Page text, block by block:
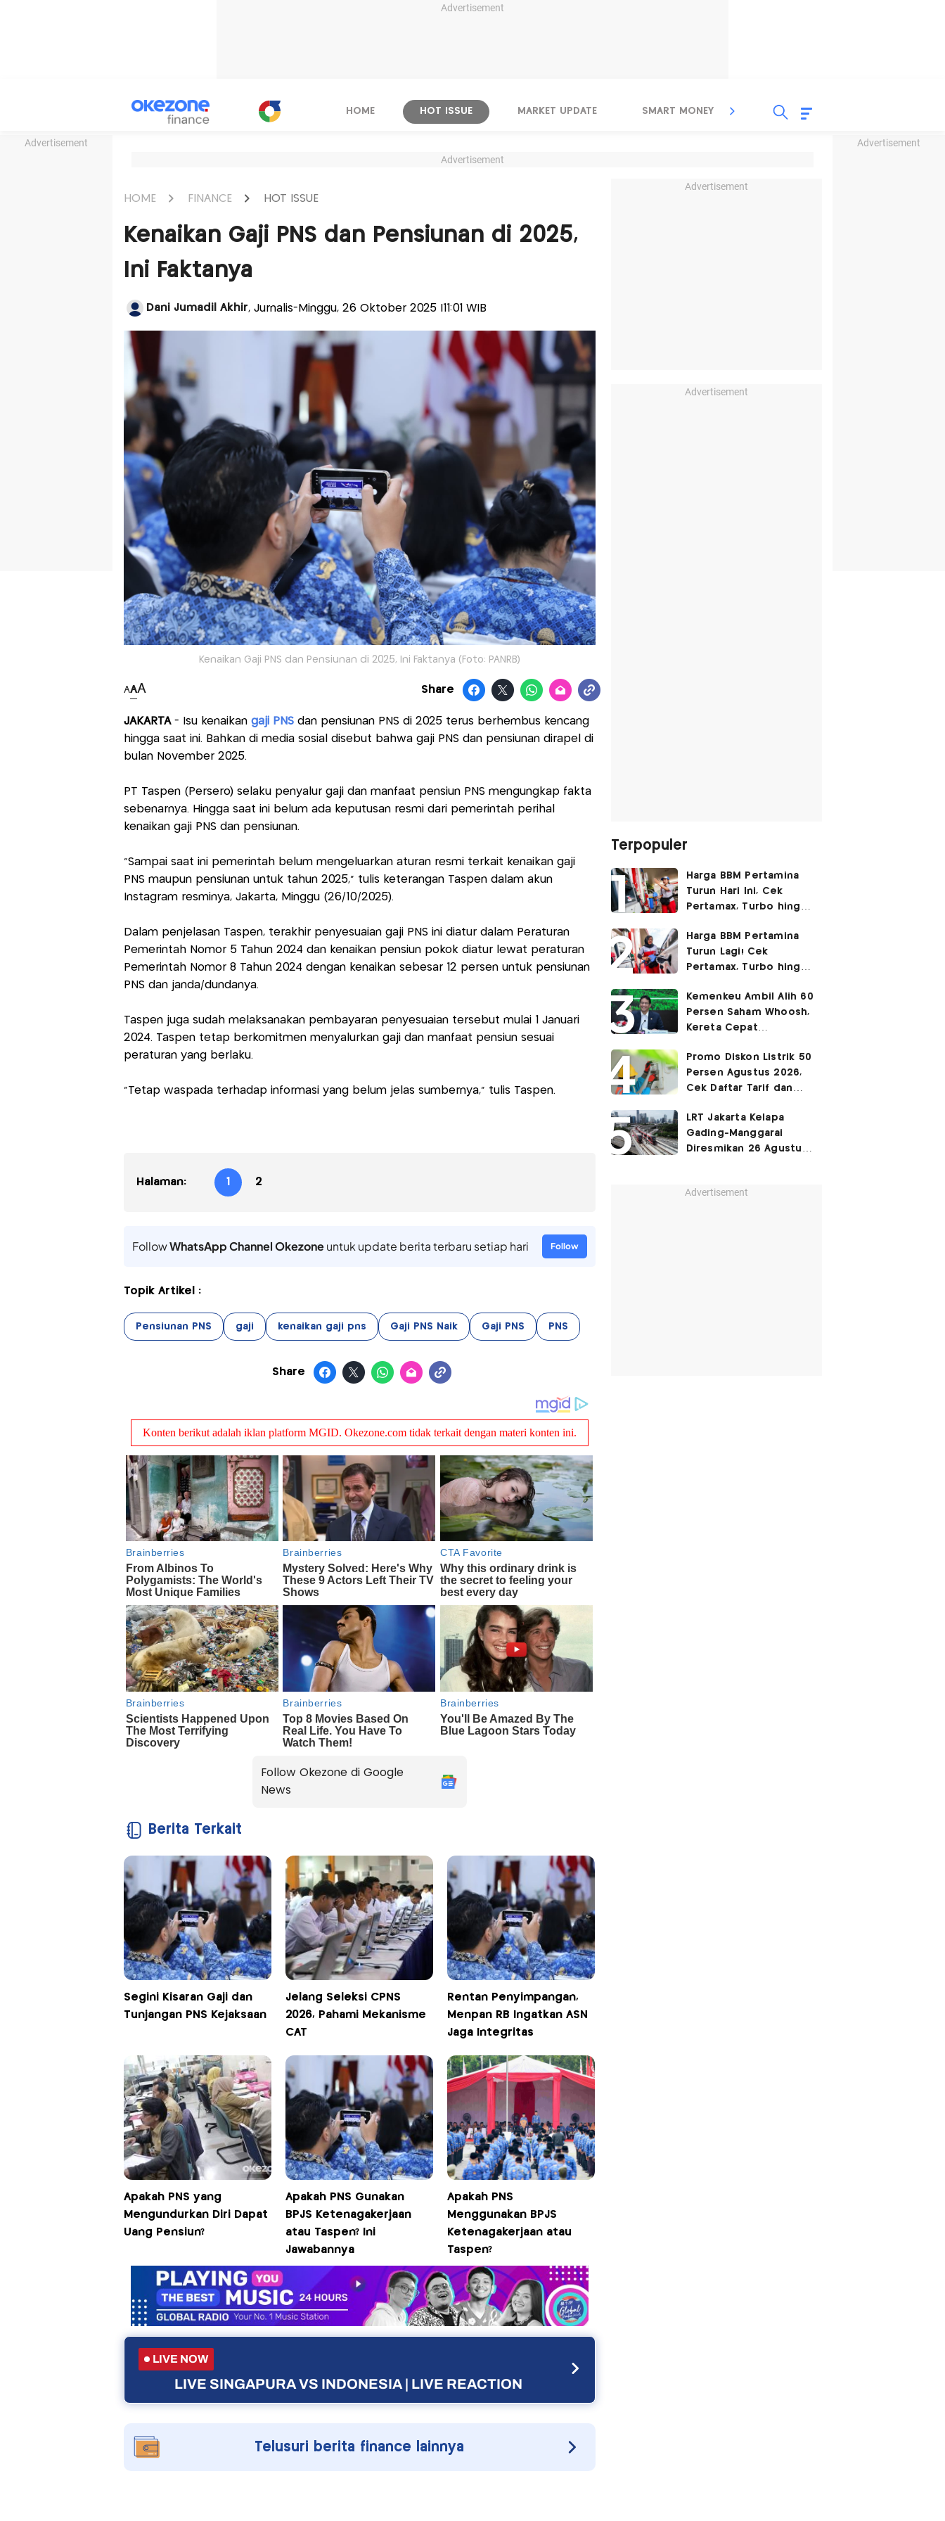
Advertisement
Advertisement Advertisement
HOME HOT ISSUE MARKET UPDATE SMART MONEY INSPIRASI BISNIS
Advertisement
HOME FINANCE HOT ISSUE
Kenaikan Gaji PNS dan Pensiunan di 2025,
Ini Faktanya
Dani Jumadil Akhir, Jurnalis-Minggu, 26 Oktober 2025 |11:01 WIB
Kenaikan Gaji PNS dan Pensiunan di 2025, Ini Faktanya (Foto: PANRB)
AAA Share
JAKARTA- Isu kenaikan gaji PNSdan pensiunan PNS di 2025 terus berhembus kencang
hingga saat ini. Bahkan di media sosial disebut bahwa gaji PNS dan pensiunan dirapel di
bulan November 2025.
PT Taspen (Persero) selaku penyalur gaji dan manfaat pensiun PNS mengungkap fakta
sebenarnya. Hingga saat ini belum ada keputusan resmi dari pemerintah perihal
kenaikan gaji PNS dan pensiunan.
"Sampai saat ini pemerintah belum mengeluarkan aturan resmi terkait kenaikan gaji
PNS maupun pensiunan untuk tahun 2025," tulis keterangan Taspen dalam akun
Instagram resminya, Jakarta, Minggu (26/10/2025).
Dalam penjelasan Taspen, terakhir penyesuaian gaji PNS ini diatur dalam Peraturan
Pemerintah Nomor 5 Tahun 2024 dan kenaikan pensiun pokok diatur lewat peraturan
Pemerintah Nomor 8 Tahun 2024 dengan kenaikan sebesar 12 persen untuk pensiunan
PNS dan janda/dundanya.
Taspen juga sudah melaksanakan pembayaran penyesuaian tersebut mulai 1 Januari
2024. Taspen tetap berkomitmen menyalurkan gaji dan manfaat pensiun sesuai
peraturan yang berlaku.
"Tetap waspada terhadap informasi yang belum jelas sumbernya," tulis Taspen.
Halaman: 1 2
FollowWhatsApp Channel Okezoneuntuk update berita terbaru setiap hari Follow
Topik Artikel :
Pensiunan PNS gaji kenaikan gaji pns Gaji PNS Naik Gaji PNS PNS
Share
Follow Okezone di Google
News
Berita Terkait
Segini Kisaran Gaji dan
Tunjangan PNS Kejaksaan
Jelang Seleksi CPNS
2026, Pahami Mekanisme
CAT
Rentan Penyimpangan,
Menpan RB Ingatkan ASN
Jaga Integritas
Apakah PNS yang
Mengundurkan Diri Dapat
Uang Pensiun?
Apakah PNS Gunakan
BPJS Ketenagakerjaan
atau Taspen? Ini
Jawabannya
Apakah PNS
Menggunakan BPJS
Ketenagakerjaan atau
Taspen?
LIVE NOW
LIVE SINGAPURA VS INDONESIA | LIVE REACTION
Telusuri berita finance lainnya
Advertisement
Advertisement
Terpopuler
Harga BBM Pertamina
Turun Hari Ini, Cek
Pertamax, Turbo hingga
2026
Harga BBM Pertamina
Turun Lagi! Cek
Pertamax, Turbo hingga
Agustus 2026
Kemenkeu Ambil Alih 60
Persen Saham Whoosh,
Kereta Cepat
Surabaya
Promo Diskon Listrik 50
Persen Agustus 2026,
Cek Daftar Tarif dan
LRT Jakarta Kelapa
Gading-Manggarai
Diresmikan 26 Agustus
Advertisement